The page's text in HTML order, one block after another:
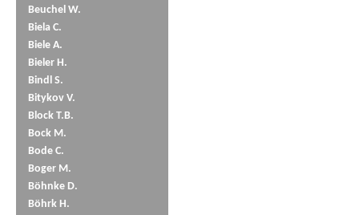
Beuchel W.
Biela C.
Biele A.
Bieler H.
Bindl S.
Bitykov V.
Block T.B.
Bock M.
Bode C.
Boger M.
Böhnke D.
Böhrk H.